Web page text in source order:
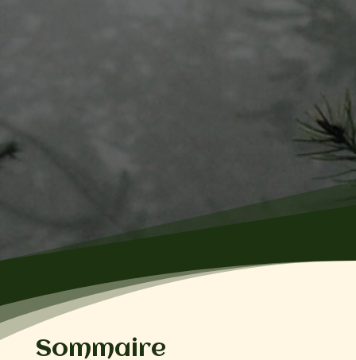
Sommaire